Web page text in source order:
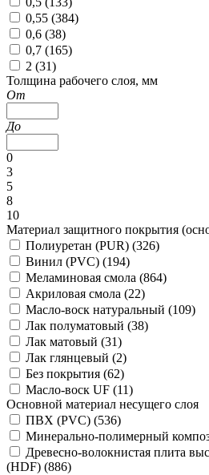
0,55 (384)
0,6 (38)
0,7 (165)
2 (31)
Толщина рабочего слоя, мм
От
До
0
3
5
8
10
Материал защитного покрытия
Полиуретан (PUR) (326)
Винил (PVC) (194)
Меламиновая смола (864)
Акриловая смола (22)
Масло-воск натуральный (109)
Лак полуматовый (38)
Лак матовый (31)
Лак глянцевый (2)
Без покрытия (62)
Масло-воск UF (11)
Основной материал несущего слоя
ПВХ (PVC) (536)
Минерально-полимерный
Древесно-волокнистая плита
(HDF) (886)